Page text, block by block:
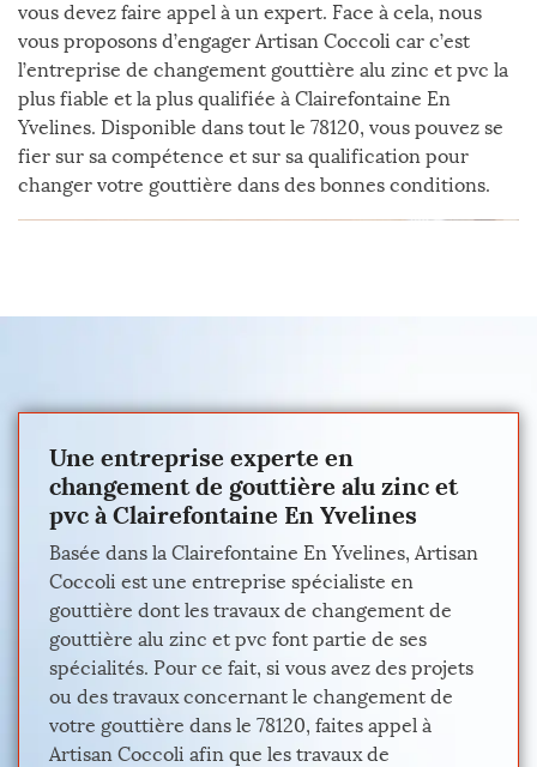
vous devez faire appel à un expert. Face à cela, nous
vous proposons d’engager Artisan Coccoli car c’est
l’entreprise de changement gouttière alu zinc et pvc la
plus fiable et la plus qualifiée à Clairefontaine En
Yvelines. Disponible dans tout le 78120, vous pouvez se
fier sur sa compétence et sur sa qualification pour
changer votre gouttière dans des bonnes conditions.
Une entreprise experte en
changement de gouttière alu zinc et
pvc à Clairefontaine En Yvelines
Basée dans la Clairefontaine En Yvelines, Artisan
Coccoli est une entreprise spécialiste en
gouttière dont les travaux de changement de
gouttière alu zinc et pvc font partie de ses
spécialités. Pour ce fait, si vous avez des projets
ou des travaux concernant le changement de
votre gouttière dans le 78120, faites appel à
Artisan Coccoli afin que les travaux de